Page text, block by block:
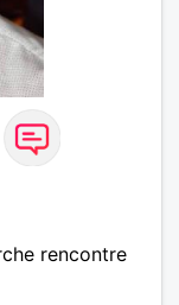
rencontre